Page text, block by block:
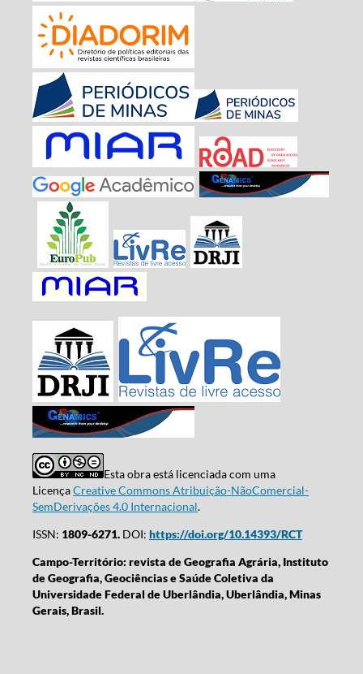
Esta obra está licenciada com uma
LicençaCreative Commons Atribuição-NãoComercial-
SemDerivações 4.0 Internacional.
ISSN: 1809-6271.DOI: https://doi.org/10.14393/RCT
Campo-Território: revista de Geografia Agrária, Instituto
de Geografia, Geociências e Saúde Coletiva da
Universidade Federal de Uberlândia, Uberlândia, Minas
Gerais, Brasil.